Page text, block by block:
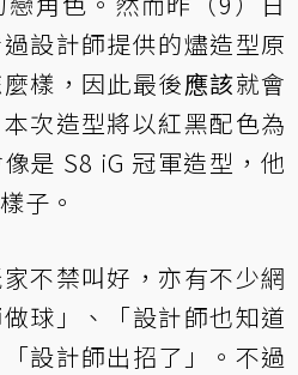
設計師提供的燼造型原
樣，因此最後應該就會
次造型將以紅黑配色為
是 S8 iG 冠軍造型，他
子。
不禁叫好，亦有不少網
球」、「設計師也知道
設計師出招了」。不過